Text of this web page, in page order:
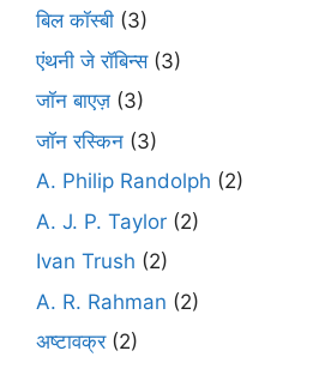
बिल कॉस्बी (3)
एंथनी जे रॉबिन्स(3)
जॉन बाएज़ (3)
जॉन रस्किन (3)
A. Philip Randolph (2)
A. J. P. Taylor (2)
Ivan Trush (2)
A. R. Rahman (2)
अष्टावक्र(2)